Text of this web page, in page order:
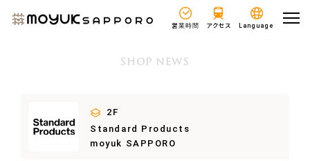
営業時間 アクセス Language
SHOP NEWS
2F
Standard Products
moyuk SAPPORO